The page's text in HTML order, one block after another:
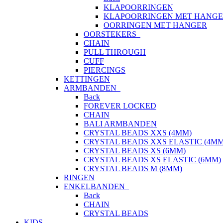
KLAPOORRINGEN
KLAPOORRINGEN MET
OORRINGEN MET HANGER
OORSTEKERS
CHAIN
PULL THROUGH
CUFF
PIERCINGS
KETTINGEN
ARMBANDEN
Back
FOREVER LOCKED
CHAIN
BALI ARMBANDEN
CRYSTAL BEADS XXS (4MM)
CRYSTAL BEADS XXS ELASTIC
CRYSTAL BEADS XS (6MM)
CRYSTAL BEADS XS ELASTIC (6MM)
CRYSTAL BEADS M (8MM)
RINGEN
ENKELBANDEN
Back
CHAIN
CRYSTAL BEADS